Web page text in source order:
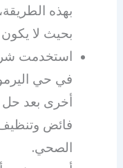
بهذه
بحيث لا
استخدمت
في حي
أخرى بعد حل
فائض
الصحي.